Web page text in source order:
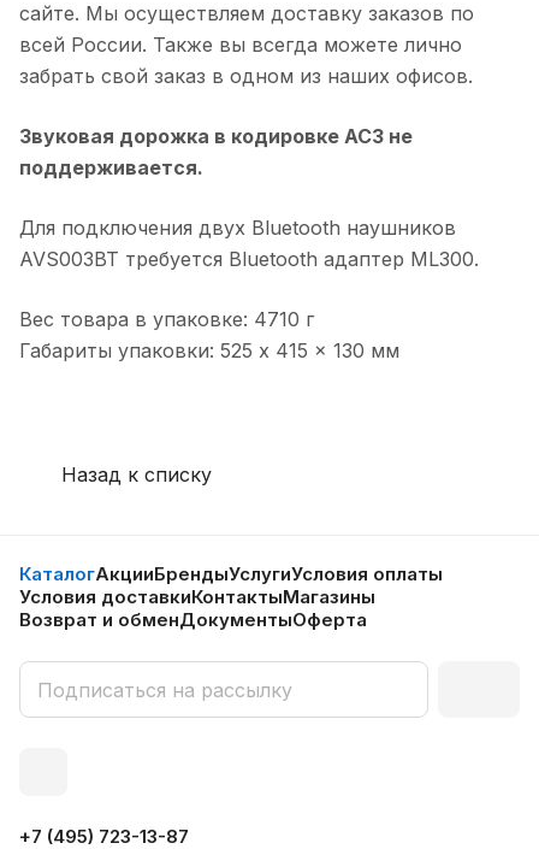
сайте. Мы осуществляем доставку заказов по
всей России. Также вы всегда можете лично
забрать свой заказ в одном из наших офисов.
Звуковая дорожка в кодировке AC3 не
поддерживается.
Для подключения двух Bluetooth наушников
AVS003BT требуется Bluetooth адаптер ML300.
Вес товара в упаковке: 4710 г
Габариты упаковки: 525 x 415 x 130 мм
Назад к списку
КаталогАкцииБрендыУслугиУсловия оплаты
Условия доставкиКонтактыМагазины
Возврат и обменДокументыОферта
+7 (495) 723-13-87